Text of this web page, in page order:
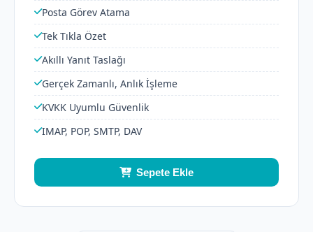
Posta Görev Atama
Tek Tıkla Özet
Akıllı Yanıt Taslağı
Gerçek Zamanlı, Anlık İşleme
KVKK Uyumlu Güvenlik
IMAP, POP, SMTP, DAV
Sepete Ekle